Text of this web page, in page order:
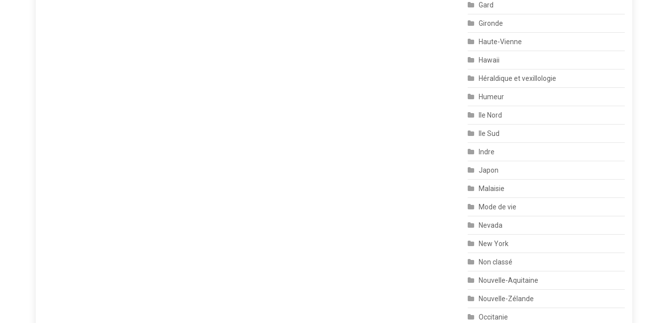
Gard
Gironde
Haute-Vienne
Hawaii
Héraldique et vexillologie
Humeur
Ile Nord
Ile Sud
Indre
Japon
Malaisie
Mode de vie
Nevada
New York
Non classé
Nouvelle-Aquitaine
Nouvelle-Zélande
Occitanie